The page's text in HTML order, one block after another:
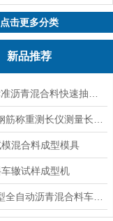
点击更多分类
新品推荐
混合料成型模具
辙试样成型机